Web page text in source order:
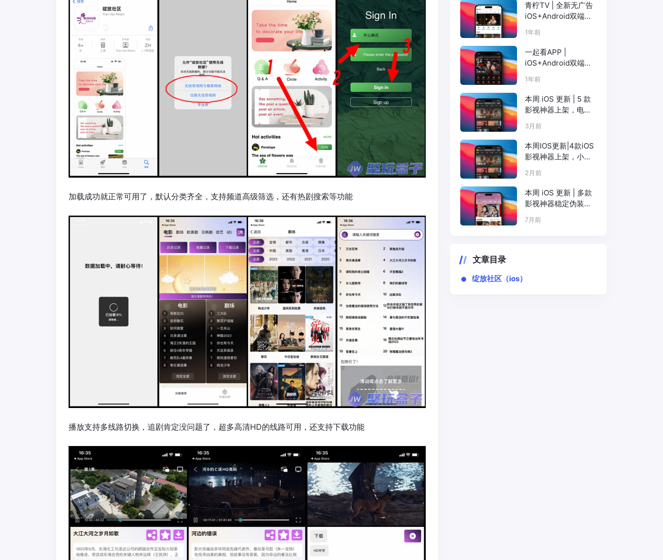
加载成功就正常可用了，默认分类齐全，支持频道高级筛选，还有热剧搜索等功能
播放支持多线路切换，追剧肯定没问题了，超多高清HD的线路可用，还支持下载功能
青柠TV | 全新无广告
iOS+Android双端影
视（已更新至橘子
TV）
1年前
一起看APP |
iOS+Android双端更
新，注册观影流畅高
清画质，海量奈飞、
短剧、吃瓜榜
1年前
本周 iOS 更新 | 5 款
影视神器上架，电影
天堂、小苹果、橘子
等
3月前
本周IOS更新|4款iOS
影视神器上架，小柿
子大师兄电影天堂小
苹果
2月前
本周 iOS 更新 | 多款
影视神器稳定伪装上
7月前
文章目录
绽放社区（ios）